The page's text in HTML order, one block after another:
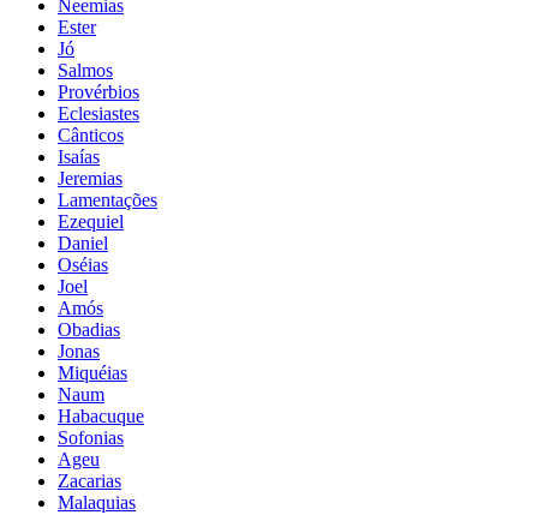
Neemias
Ester
Jó
Salmos
Provérbios
Eclesiastes
Cânticos
Isaías
Jeremias
Lamentações
Ezequiel
Daniel
Oséias
Joel
Amós
Obadias
Jonas
Miquéias
Naum
Habacuque
Sofonias
Ageu
Zacarias
Malaquias